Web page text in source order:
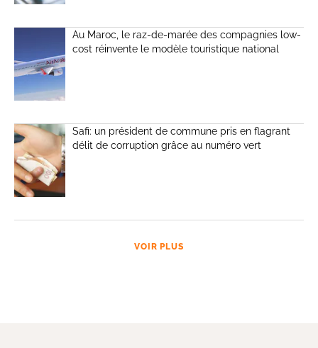
Au Maroc, le raz-de-marée des compagnies low-
cost réinvente le modèle touristique national
Safi: un président de commune pris en flagrant
délit de corruption grâce au numéro vert
VOIR PLUS